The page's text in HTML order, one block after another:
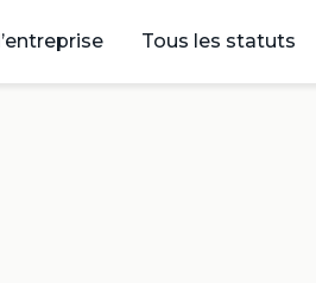
Tous les statuts